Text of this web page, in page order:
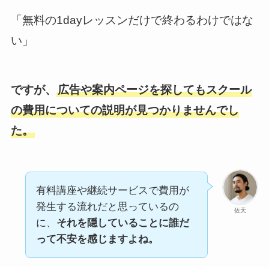
「無料の1dayレッスンだけで終わるわけではな
い」
ですが、 広告や案内ページを探してもスクール
の費用についての説明が見つかりませんでし
た。
佐天
有料講座や継続サービスで費用が
発生する流れだと思っているの
に、 それを隠していることに誰だ
って不安を感じますよね。